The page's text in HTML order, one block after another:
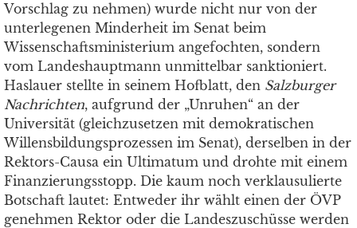
Vorschlag zu nehmen) wurde nicht nur von der
unterlegenen Minderheit im Senat beim
Wissenschaftsministerium angefochten, sondern
vom Landeshauptmann unmittelbar sanktioniert.
Haslauer stellte in seinem Hofblatt, den Salzburger
Nachrichten, aufgrund der „Unruhen“ an der
Universität (gleichzusetzen mit demokratischen
Willensbildungsprozessen im Senat), derselben in der
Rektors-Causa ein Ultimatum und drohte mit einem
Finanzierungsstopp. Die kaum noch verklausulierte
Botschaft lautet: Entweder ihr wählt einen der ÖVP
genehmen Rektor oder die Landeszuschüsse werden